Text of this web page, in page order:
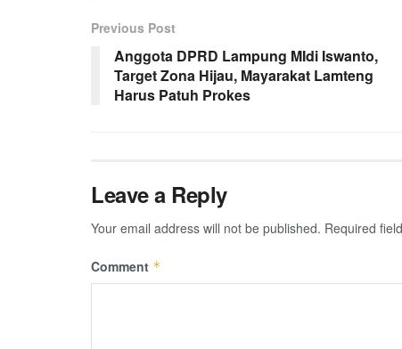
Previous Post
Anggota DPRD Lampung MIdi Iswanto,
Target Zona Hijau, Mayarakat Lamteng
Harus Patuh Prokes
Leave a Reply
Your email address will not be published. Required
Comment *